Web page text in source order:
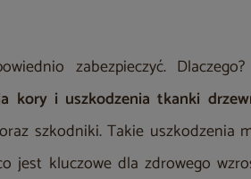
zabezpieczyć.
kory i uszkodzenia tkanki
szkodniki. Takie uszkodzenia
jest kluczowe dla zdrowego